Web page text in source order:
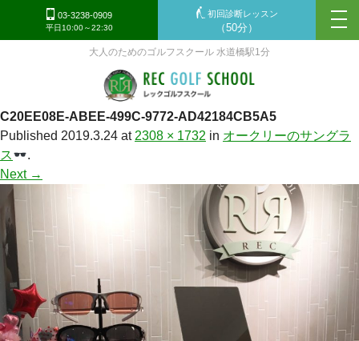
大人のためのゴルフスクール 水道橋駅1分
03-3238-0909
平日10:00～22:30
初回診断レッスン
（50分）
C20EE08E-ABEE-499C-9772-AD42184CB5A5
Published 2019.3.24 at 2308 × 1732 in オークリーのサングラ
ス
.
Next →